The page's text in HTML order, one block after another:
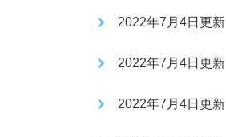
2022年7月4日更新
2022年7月4日更新
2022年7月4日更新